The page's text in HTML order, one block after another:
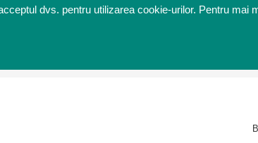
dvs. pentru utilizarea cookie-urilor. Pentru mai